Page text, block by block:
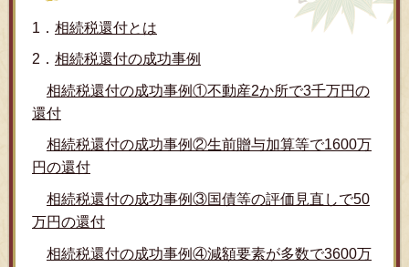
1． 相続税還付とは
2． 相続税還付の成功事例
相続税還付の成功事例①不動産2か所で3千万円の
還付
相続税還付の成功事例②生前贈与加算等で1600万
円の還付
相続税還付の成功事例③国債等の評価見直しで50
万円の還付
相続税還付の成功事例④減額要素が多数で3600万